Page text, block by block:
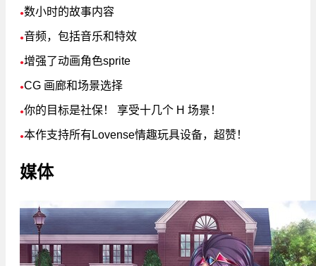
●数小时的故事内容
●音频，包括音乐和特效
●增强了动画角色sprite
●CG 画廊和场景选择
●你的目标是社保！ 享受十几个 H 场景！
●本作支持所有Lovense情趣玩具设备，超赞！
媒体